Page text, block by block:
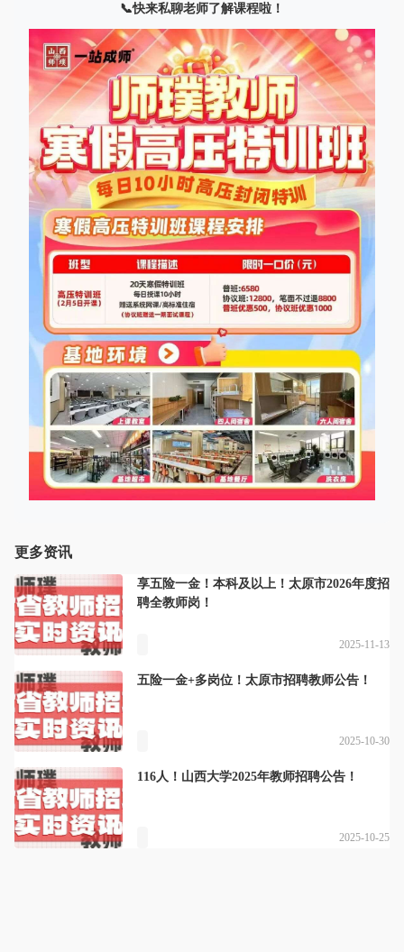
📞快来私聊老师了解课程啦！
更多资讯
享五险一金！本科及以上！太原市2026年度招
聘全教师岗！
2025-11-13
五险一金+多岗位！太原市招聘教师公告！
2025-10-30
116人！山西大学2025年教师招聘公告！
2025-10-25